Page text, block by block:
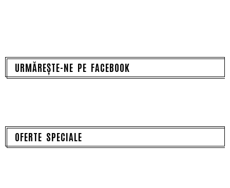
URMĂREȘTE-NE PE FACEBOOK
OFERTE SPECIALE